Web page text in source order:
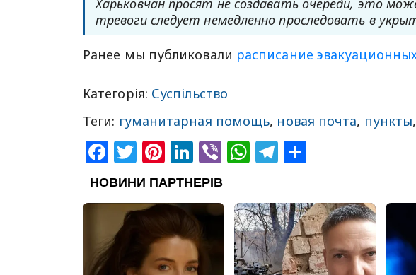
Харьковчан просят не создавать очереди, это
тревоги следует немедленно проследовать в
Ранее мы публиковали расписание
Категорія: Суспільство
Теги: гуманитарная помощь, новая почта, пункты,
Facebook
Twitter
Pinterest
LinkedIn
ViberWhatsApp
Telegram